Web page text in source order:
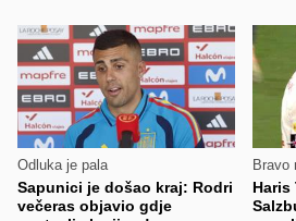
Odluka je pala
Sapunici je došao kraj: Rodri
večeras objavio gdje
Bravo
Haris